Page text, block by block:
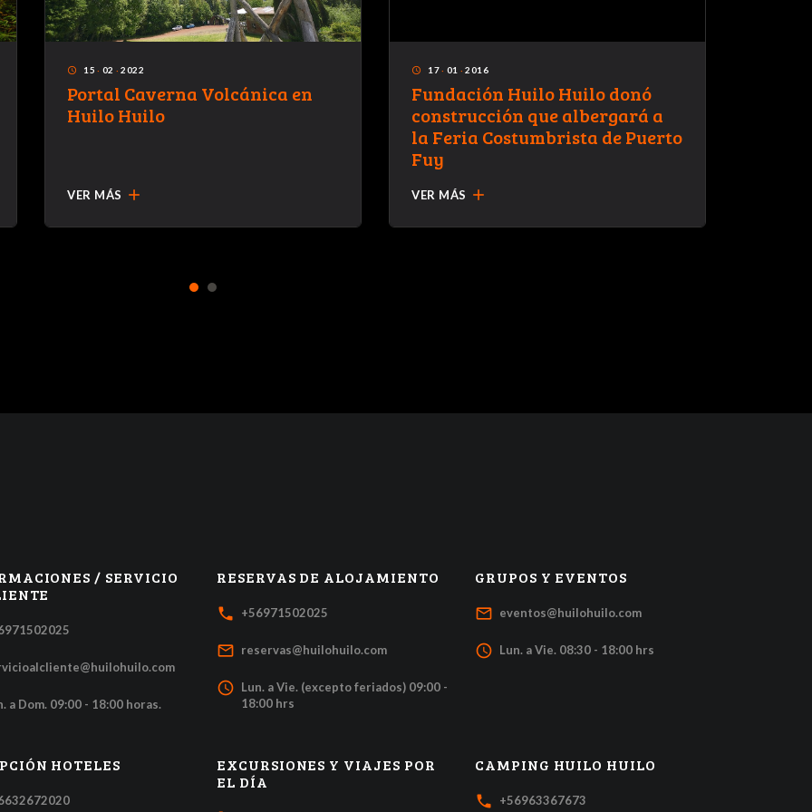
access_time 15 · 02 · 2022
Portal Caverna Volcánica en
Huilo Huilo
VER MÁS add
access_time 17· 01 · 2016
Fundación Huilo Huilo donó
construcción que albergará a
la Feria Costumbrista de Puerto
Fuy
VER MÁS add
1 2
/ SERVICIO
a Dom. 09:00 - 18:00 horas.
RESERVAS DE ALOJAMIENTO
local_phone +56971502025
mail_outline reservas@huilohuilo.com
access_time Lun. a Vie. (excepto feriados) 09:00 -
18:00 hrs
GRUPOS Y EVENTOS
mail_outline eventos@huilohuilo.com
access_time Lun. a Vie. 08:30 - 18:00 hrs
HOTELES
EXCURSIONES Y VIAJES POR
EL DÍA
CAMPING HUILO HUILO
local_phone +56963367673